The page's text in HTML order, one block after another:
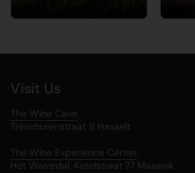
Visit Us
The Wine Cave
Treschurenstraat 9 Hasselt
The Wine Experience Center
Het Warredal, Ketelstraat 77 Maaseik